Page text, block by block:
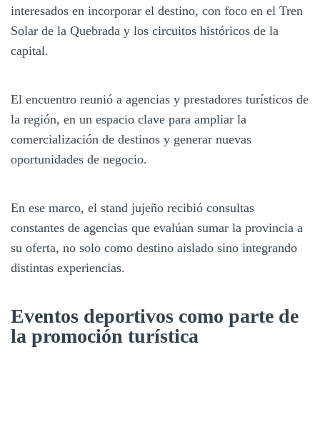
interesados en incorporar el destino, con foco en el Tren
Solar de la Quebrada y los circuitos históricos de la
capital.
El encuentro reunió a agencias y prestadores turísticos de
la región, en un espacio clave para ampliar la
comercialización de destinos y generar nuevas
oportunidades de negocio.
En ese marco, el stand jujeño recibió consultas
constantes de agencias que evalúan sumar la provincia a
su oferta, no solo como destino aislado sino integrando
distintas experiencias.
Eventos deportivos como parte de
la promoción turística